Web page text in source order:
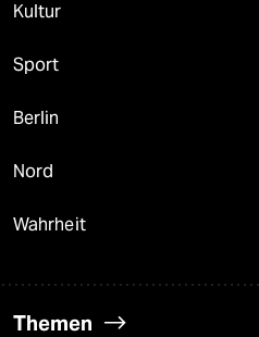
Kultur
Sport
Berlin
Nord
Wahrheit
Themen